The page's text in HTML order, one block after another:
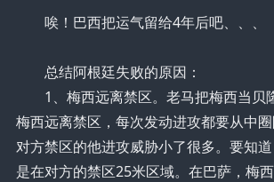
唉！巴西把运气留给4年后吧、、、
总结阿根廷失败的原因：
1、梅西远离禁区。老马把梅西当贝
梅西远离禁区，每次发动进攻都要从中
对方禁区的他进攻威胁小了很多。要知
是在对方的禁区25米区域。在巴萨，梅